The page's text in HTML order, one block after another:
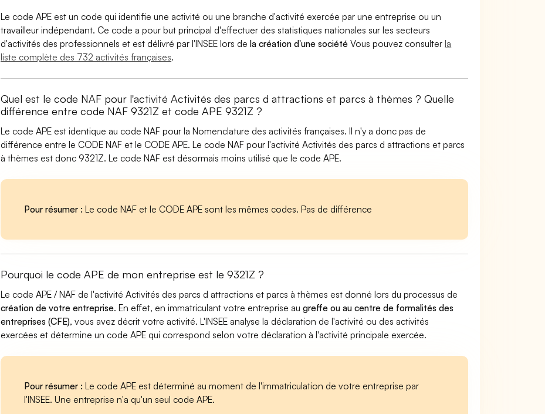
Le code APE est un code qui identifie une activité ou une branche d'activité exercée par une entreprise ou un
travailleur indépendant. Ce code a pour but principal d'effectuer des statistiques nationales sur les secteurs
d'activités des professionnels et est délivré par l'INSEE lors dela création d'une société Vous pouvez consulterla
liste complète des 732 activités françaises.
Quel est le code NAF pour l'activité Activités des parcs d attractions et parcs à thèmes ? Quelle
différence entre code NAF 9321Z et code APE 9321Z ?
Le code APE est identique au code NAF pour la Nomenclature des activités françaises. Il n'y a donc pas de
différence entre le CODE NAF et le CODE APE. Le code NAF pour l'activité Activités des parcs d attractions et parcs
à thèmes est donc 9321Z. Le code NAF est désormais moins utilisé que le code APE.
Pour résumer : Le code NAF et le CODE APE sont les mêmes codes. Pas de différence
Pourquoi le code APE de mon entreprise est le 9321Z ?
Le code APE / NAF de l'activité Activités des parcs d attractions et parcs à thèmes est donné lors du processus de
création de votre entreprise. En effet, en immatriculant votre entreprise augreffe ou au centre de formalités des
entreprises (CFE), vous avez décrit votre activité. L'INSEE analyse la déclaration de l'activité ou des activités
exercées et détermine un code APE qui correspond selon votre déclaration à l'activité principale exercée.
Pour résumer : Le code APE est déterminé au moment de l'immatriculation de votre entreprise par
l'INSEE. Une entreprise n'a qu'un seul code APE.